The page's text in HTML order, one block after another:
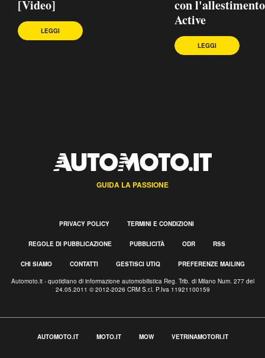
[Video]
LEGGI
con l'allestimento
Active
LEGGI
GUIDA LA PASSIONE
PRIVACY POLICY TERMINI E CONDIZIONI
REGOLE DI PUBBLICAZIONE PUBBLICITÀ ODR RSS
CHI SIAMO CONTATTI GESTISCI UTIQ PREFERENZE MAILING
Automoto.it - quotidiano di informazione automobilistica Reg. Trib. di Milano Num. 277 del
24.05.2011 © 2012-2026 CRM S.r.l. P.Iva 11921100159
AUTOMOTO.IT MOTO.IT MOW VETRINAMOTORI.IT